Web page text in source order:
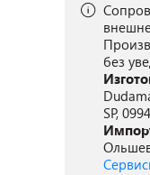
без
SP,